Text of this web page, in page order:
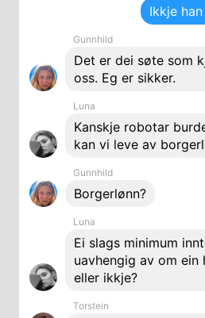
Ikkje
Gunnhild
Det er dei søte som
oss. Eg er sikker.
Luna
Kanskje robotar
kan vi leve av
Gunnhild
Borgerlønn?
Luna
Ei slags minimum
uavhengig av om ein
eller ikkje?
Torstein